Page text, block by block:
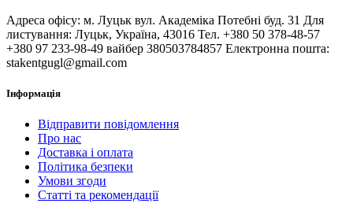
Адреса офісу: м. Луцьк вул. Академіка Потебні буд. 31 Для
листування: Луцьк, Україна, 43016 Тел. +380 50 378-48-57
+380 97 233-98-49 вайбер 380503784857 Електронна пошта:
stakentgugl@gmail.com
Інформація
Відправити повідомлення
Про нас
Доставка і оплата
Політика безпеки
Умови згоди
Статті та рекомендації